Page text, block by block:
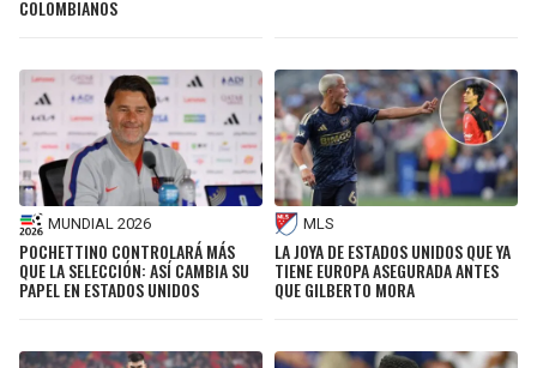
COLOMBIANOS
MUNDIAL 2026
POCHETTINO CONTROLARÁ MÁS
QUE LA SELECCIÓN: ASÍ CAMBIA SU
PAPEL EN ESTADOS UNIDOS
MLS
LA JOYA DE ESTADOS UNIDOS QUE YA
TIENE EUROPA ASEGURADA ANTES
QUE GILBERTO MORA